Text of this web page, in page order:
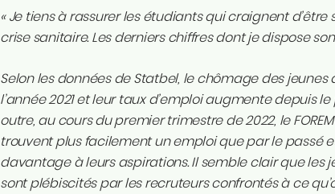
« Je tiens à rassurer les étudiants qui craignent
crise sanitaire. Les derniers chiffres dont je dispose
Selon les données de Statbel, le chômage des
l’année 2021 et leur taux d’emploi augmente depuis
outre, au cours du premier trimestre de 2022, le
trouvent plus facilement un emploi que par le passé
davantage à leurs aspirations. Il semble clair que les
sont plébiscités par les recruteurs confrontés à ce